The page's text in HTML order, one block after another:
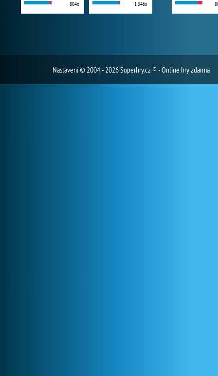
804x 1 346x
Nastavení© 2004 - 2026 Superhry.cz ® - Online hry zdarma